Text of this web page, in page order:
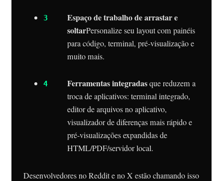
Espaço de trabalho de arrastar e
soltarPersonalize seu layout com painéis
para código, terminal, pré-visualização e
muito mais.
Ferramentas integradasque reduzem a
troca de aplicativos: terminal integrado,
editor de arquivos no aplicativo,
visualizador de diferenças mais rápido e
pré-visualizações expandidas de
HTML/PDF/servidor local.
Desenvolvedores no Reddit e no X estão chamando isso